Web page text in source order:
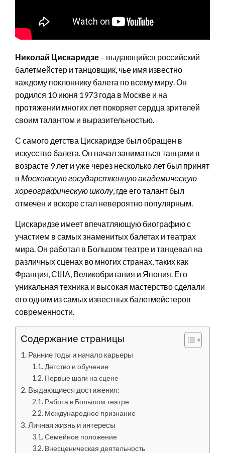
Николай Цискаридзе – выдающийся российский
балетмейстер и танцовщик, чье имя известно
каждому поклоннику балета по всему миру. Он
родился 10 июня 1973 года в Москве и на
протяжении многих лет покоряет сердца зрителей
своим талантом и выразительностью.
С самого детства Цискаридзе был обращен в
искусство балета. Он начал заниматься танцами в
возрасте 9 лет и уже через несколько лет был принят
в Московскую государственную академическую
хореографическую школу, где его талант был
отмечен и вскоре стал невероятно популярным.
Цискаридзе имеет впечатляющую биографию с
участием в самых знаменитых балетах и театрах
мира. Он работал в Большом театре и танцевал на
различных сценах во многих странах, таких как
Франция, США, Великобритания и Япония. Его
уникальная техника и высокая мастерство сделали
его одним из самых известных балетмейстеров
современности.
Содержание страницы
Ранние годы и начало карьеры
Детство и обучение
Первые шаги на сцене
Выдающиеся достижения:
Работа в Большом театре
Международное признание
Личная жизнь и интересы
Семейное положение
Внесценическая деятельность